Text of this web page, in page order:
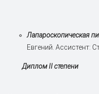
Лапароскопическая
Евгений. Ассистент:
Диплом II степени